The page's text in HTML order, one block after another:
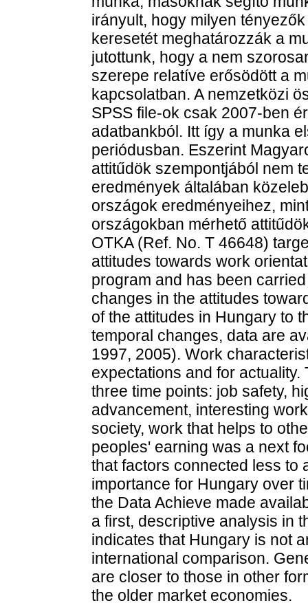
irányult, hogy milyen
keresetét meghatározzák a
jutottunk, hogy a nem
szerepe relatíve erősödött a
kapcsolatban. A nemzetközi
SPSS file-ok csak 2007-ben
adatbankból. Itt így a munka
periódusban. Eszerint
attitűdök szempontjából nem
eredmények általában
országok eredményeihez,
országokban mérhető
OTKA (Ref. No. T 46648)
attitudes towards work
program and has been
changes in the attitudes
of the attitudes in Hungary to
temporal changes, data are
1997, 2005). Work
expectations and for
three time points: job safety,
advancement, interesting
society, work that helps to
peoples' earning was a next
that factors connected less to
importance for Hungary over
the Data Achieve made
a first, descriptive analysis in
indicates that Hungary is not
international comparison.
are closer to those in other
the older market economies.